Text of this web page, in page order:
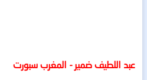
عبد اللطيف ضمير - المغرب سبورت